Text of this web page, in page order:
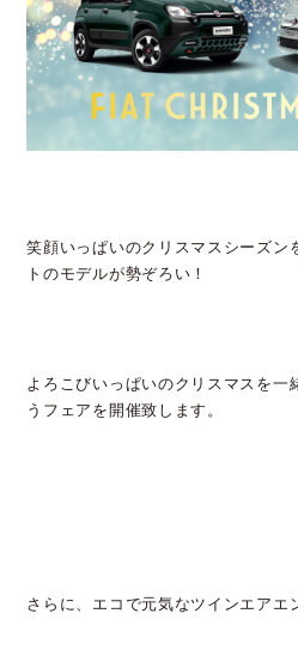
笑顔いっぱいのクリスマスシーズン
トのモデルが勢ぞろい！
よろこびいっぱいのクリスマスを一
うフェアを開催致します。
さらに、エコで元気なツインエアエ